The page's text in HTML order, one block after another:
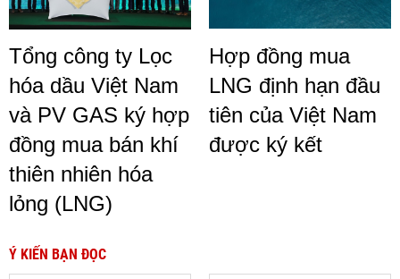
Tổng công ty Lọc
hóa dầu Việt Nam
và PV GAS ký hợp
đồng mua bán khí
thiên nhiên hóa
lỏng (LNG)
Hợp đồng mua
LNG định hạn đầu
tiên của Việt Nam
được ký kết
Ý KIẾN BẠN ĐỌC